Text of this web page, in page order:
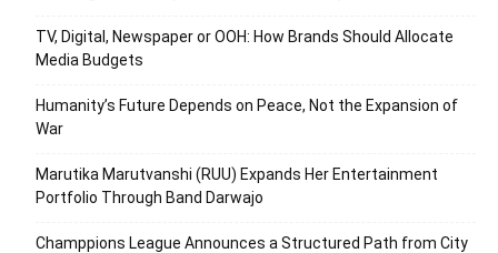
TV, Digital, Newspaper or OOH: How Brands Should Allocate
Media Budgets
Humanity’s Future Depends on Peace, Not the Expansion of
War
Marutika Marutvanshi (RUU) Expands Her Entertainment
Portfolio Through Band Darwajo
Champpions League Announces a Structured Path from City